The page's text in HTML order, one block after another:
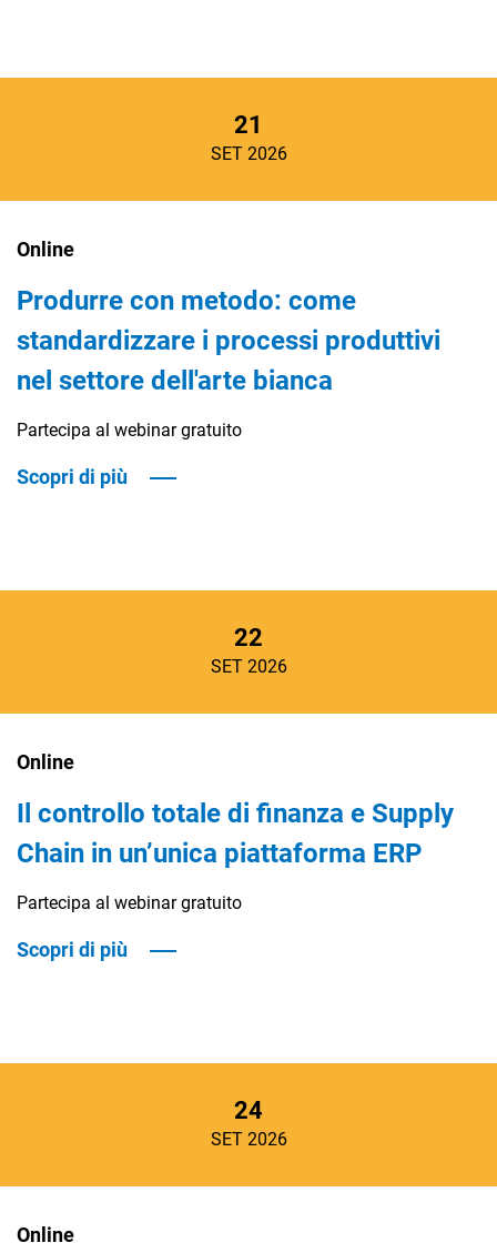
21
SET 2026
Online
Produrre con metodo: come
standardizzare i processi produttivi
nel settore dell'arte bianca
Partecipa al webinar gratuito
Scopri di più
22
SET 2026
Online
Il controllo totale di finanza e Supply
Chain in un’unica piattaforma ERP
Partecipa al webinar gratuito
Scopri di più
24
SET 2026
Online